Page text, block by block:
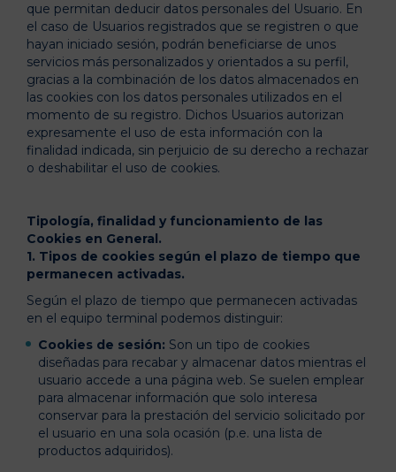
que permitan deducir datos personales del Usuario. En
el caso de Usuarios registrados que se registren o que
hayan iniciado sesión, podrán beneficiarse de unos
servicios más personalizados y orientados a su perfil,
gracias a la combinación de los datos almacenados en
las cookies con los datos personales utilizados en el
momento de su registro. Dichos Usuarios autorizan
expresamente el uso de esta información con la
finalidad indicada, sin perjuicio de su derecho a rechazar
o deshabilitar el uso de cookies.
Tipología, finalidad y funcionamiento de las
Cookies en General.
1. Tipos de cookies según el plazo de tiempo que
permanecen activadas.
Según el plazo de tiempo que permanecen activadas
en el equipo terminal podemos distinguir:
Cookies de sesión: Son un tipo de cookies
diseñadas para recabar y almacenar datos mientras el
usuario accede a una página web. Se suelen emplear
para almacenar información que solo interesa
conservar para la prestación del servicio solicitado por
el usuario en una sola ocasión (p.e. una lista de
productos adquiridos).